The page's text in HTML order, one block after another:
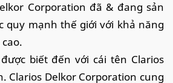
Corporation đã & đang sản
quy mạnh thế giới với khả năng
biết đến với cái tên Clarios
Clarios Delkor Corporation cung